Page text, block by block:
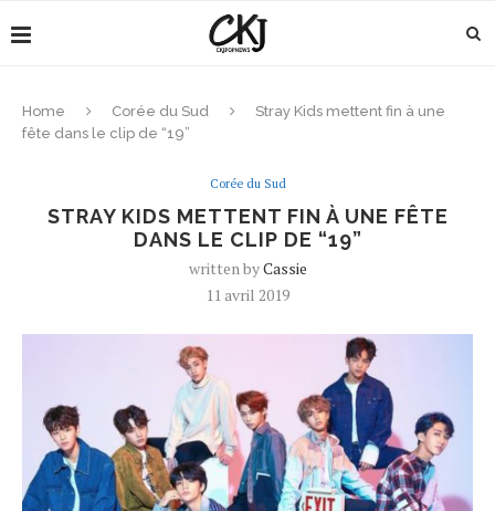
Home Corée du Sud
Stray Kids mettent fin à une
fête dans le clip de “19”
Corée du Sud
STRAY KIDS METTENT FIN À UNE FÊTE
DANS LE CLIP DE “19”
written byCassie
11 avril 2019